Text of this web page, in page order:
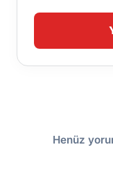
Henüz